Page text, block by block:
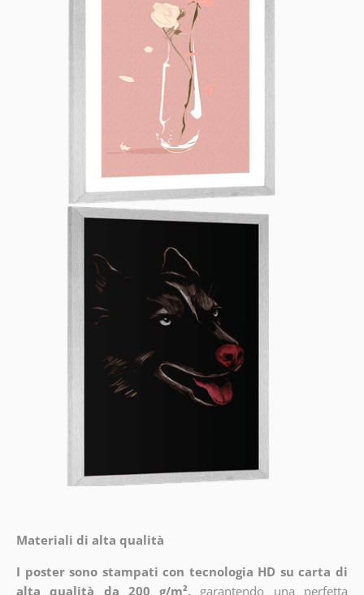
Materiali di alta qualità
I poster sono stampati con tecnologia HD su carta di
alta qualità da 200 g/m², garantendo una perfetta